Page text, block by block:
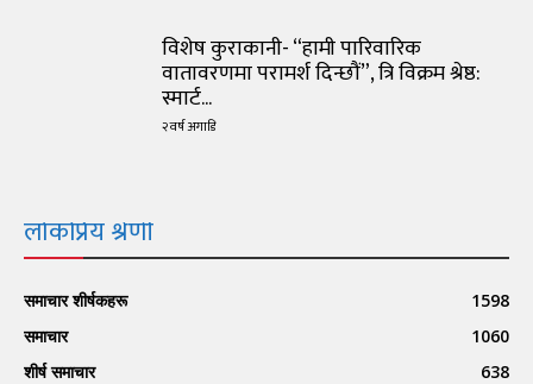
विशेष कुराकानी- “हामी पारिवारिक
वातावरणमा परामर्श दिन्छौं”, त्रि विक्रम श्रेष्ठ:
स्मार्ट...
२ वर्ष अगाडि
लोकप्रिय श्रेणी
समाचार शीर्षकहरू
1598
समाचार
1060
शीर्ष समाचार
638